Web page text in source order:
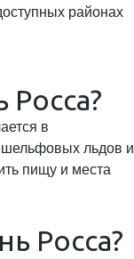
районах
Росса?
в
шельфовых льдов и
пищу и места
Росса?